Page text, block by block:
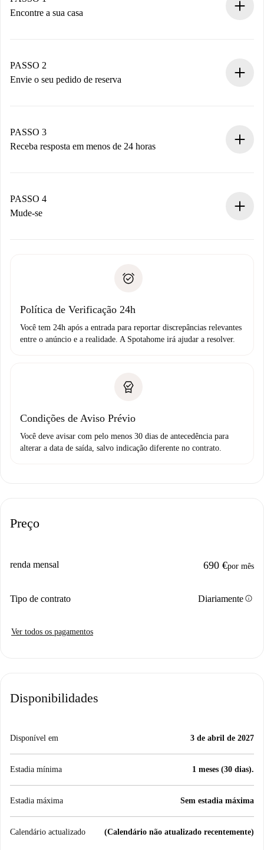
Encontre a sua casa
Você tem todas as informações necessárias
antecipadamente.
PASSO 2
Envie o seu pedido de reserva
Não cobramos nada até que o proprietário confirme.
PASSO 3
Receba resposta em menos de 24 horas
proprietário.
Se recusada: não cobraremos nada e ofereceremos
Débito direto bancário
PASSO 4
Mude-se
não comunicar nenhum problema.
Política de Verificação 24h
Você tem 24h após a entrada para reportar discrepâncias relevantes
entre o anúncio e a realidade. A Spotahome irá ajudar a resolver.
Condições de Aviso Prévio
Você deve avisar com pelo menos 30 dias de antecedência para
alterar a data de saída, salvo indicação diferente no contrato.
Preço
renda mensal 690 €por mês
Tipo de contrato Diariamenteinfo
Ver todos os pagamentos
Disponibilidades
Disponível em 3 de abril de 2027
Estadia mínima 1 meses (30 dias).
Estadia máxima Sem estadia máxima
Calendário actualizado (Calendário não atualizado recentemente)